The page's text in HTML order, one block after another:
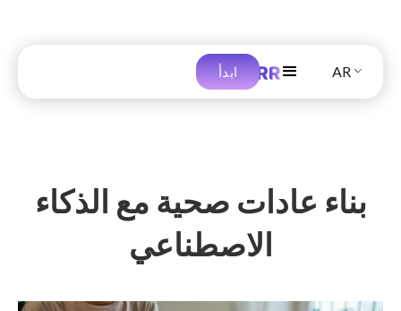
ابدأ AR
بناء عادات صحية مع الذكاء
الاصطناعي